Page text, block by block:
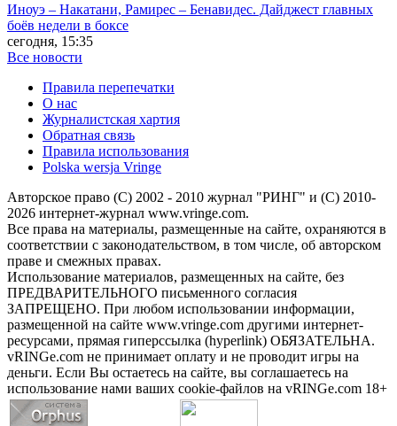
Иноуэ – Накатани, Рамирес – Бенавидес. Дайджест главных
боёв недели в боксе
сегодня, 15:35
Все новости
Правила перепечатки
О нас
Журналистская хартия
Обратная связь
Правила использования
Polska wersja Vringe
Авторское право (С) 2002 - 2010 журнал "РИНГ" и (С) 2010-
2026 интернет-журнал www.vringe.com.
Все права на материалы, размещенные на сайте, охраняются в
соответствии с законодательством, в том числе, об авторском
праве и смежных правах.
Использование материалов, размещенных на сайте, без
ПРЕДВАРИТЕЛЬНОГО письменного согласия
ЗАПРЕЩЕНО. При любом использовании информации,
размещенной на сайте www.vringe.com другими интернет-
ресурсами, прямая гиперссылка (hyperlink) ОБЯЗАТЕЛЬНА.
vRINGe.com не принимает оплату и не проводит игры на
деньги. Если Вы остаетесь на сайте, вы соглашаетесь на
использование нами ваших cookie-файлов на vRINGe.com 18+